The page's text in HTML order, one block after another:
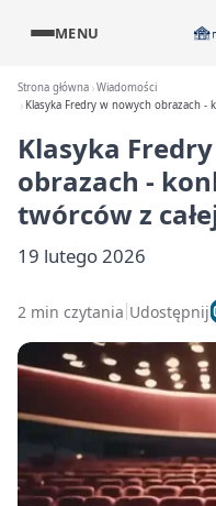
MENU
Strona główna Wiadomości
Klasyka Fredry w nowych obrazach -
Klasyka
obrazach -
twórców z
19 lutego 2026
2 min czytania Udostępnij